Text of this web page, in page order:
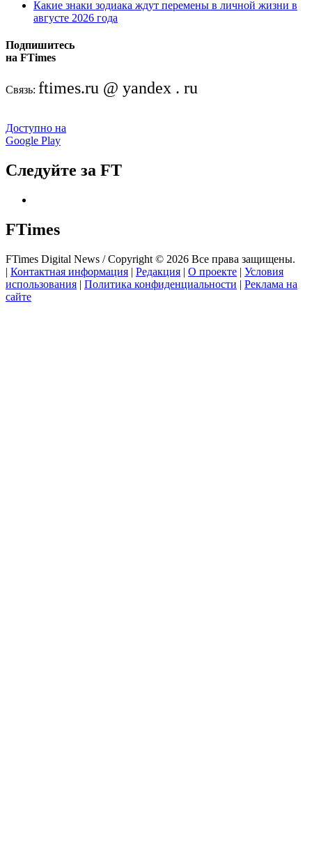
Какие знаки зодиака ждут перемены в личной жизни в
августе 2026 года
Подпишитесь
на FTimes
Связь: ftimes.ru @ yandex . ru
Доступно на
Google Play
Следуйте за FT
FTimes
FTimes Digital News / Copyright © 2026 Все права защищены.
| Контактная информация | Редакция | О проекте | Условия
использования | Политика конфиденциальности | Реклама на
сайте